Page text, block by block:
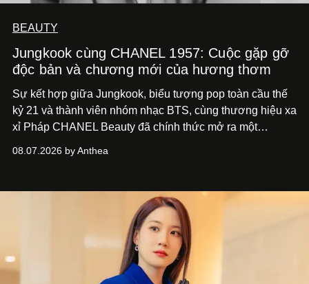
BEAUTY
Jungkook cùng CHANEL 1957: Cuộc gặp gỡ
độc bản và chương mới của hương thơm
Sự kết hợp giữa Jungkook, biểu tượng pop toàn cầu thế
kỷ 21 và thành viên nhóm nhạc BTS, cùng thương hiệu xa
xỉ Pháp CHANEL Beauty đã chính thức mở ra một
hoa cao cấp 1957.
08.07.2026 by Anthea